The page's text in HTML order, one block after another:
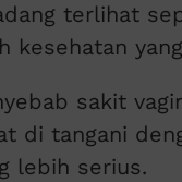
terlihat
kesehatan
sakit
di tangani
lebih serius.